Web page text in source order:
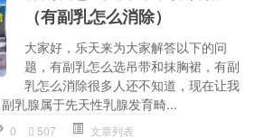
（有副乳怎么消除）
大家好，乐天来为大家解答以下的问
题，有副乳怎么选吊带和抹胸裙，有副
乳怎么消除很多人还不知道，现在让我
乳腺属于先天性乳腺发育畸...
0 507 文章列表